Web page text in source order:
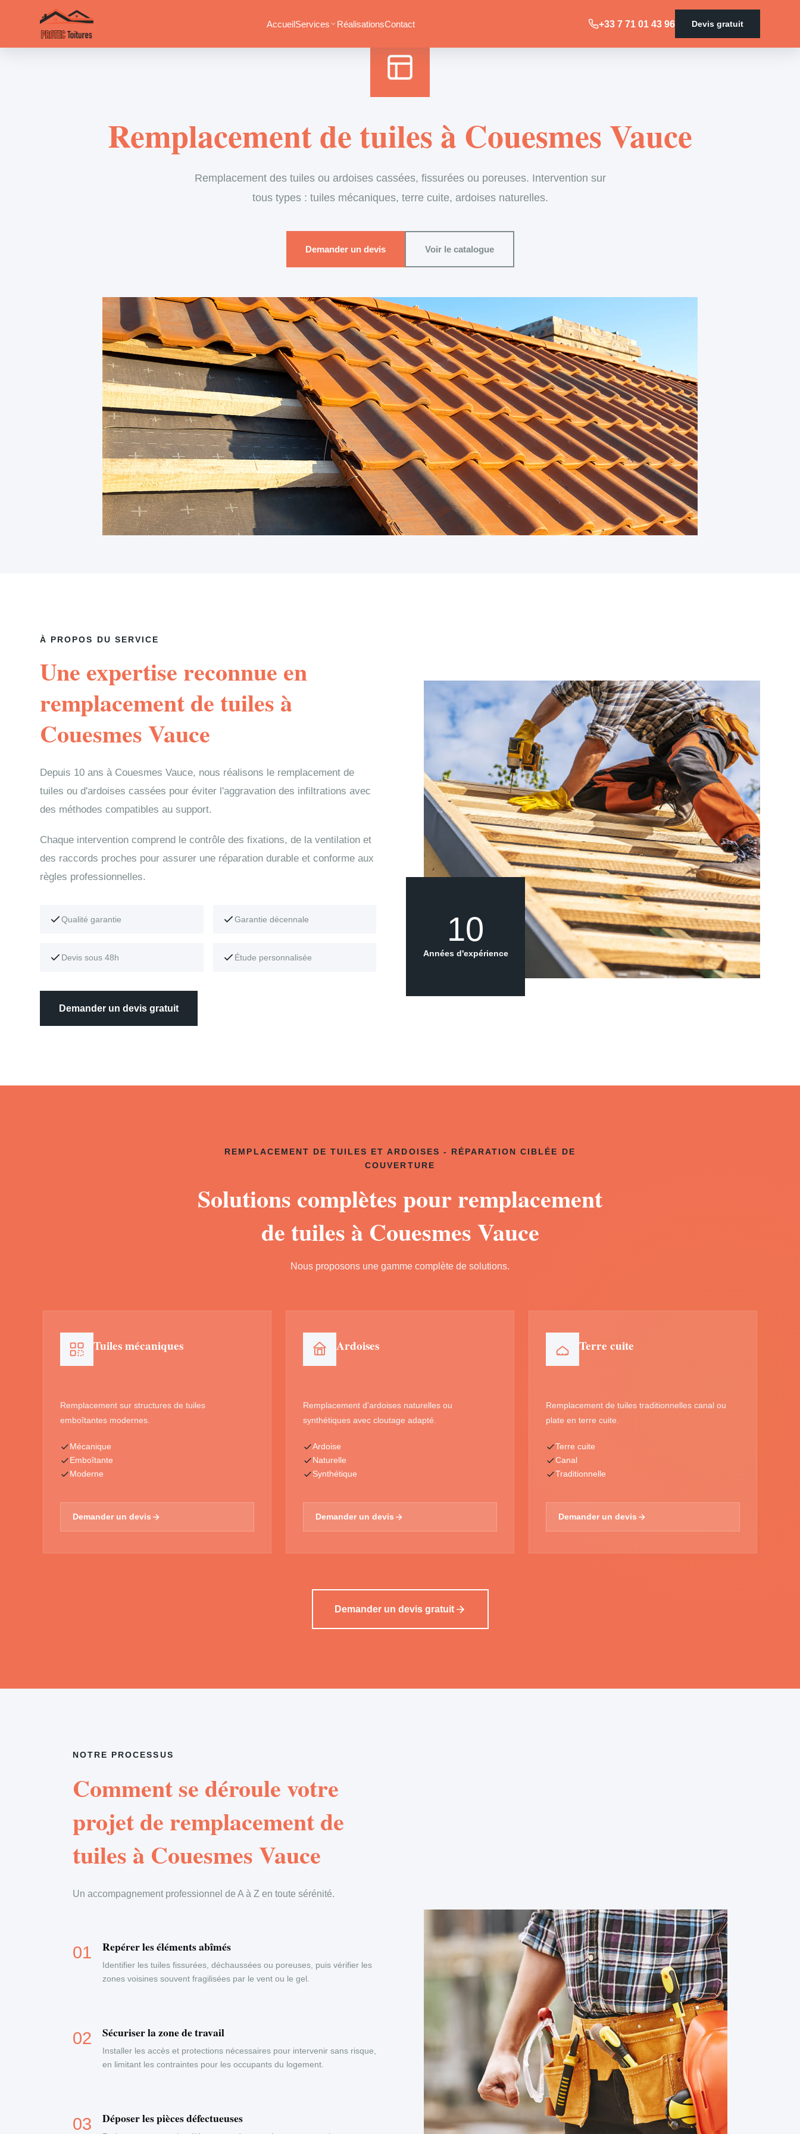
AccueilServices RéalisationsContact +33 7 71 01 43 96 Devis gratuit
Remplacement de tuiles à Couesmes Vauce
Remplacement des tuiles ou ardoises cassées, fissurées ou poreuses. Intervention sur
tous types : tuiles mécaniques, terre cuite, ardoises naturelles.
Demander un devis Voir le catalogue
À PROPOS DU SERVICE
Une expertise reconnue en
remplacement de tuiles à
Couesmes Vauce
Depuis 10 ans à Couesmes Vauce, nous réalisons le remplacement de
tuiles ou d'ardoises cassées pour éviter l'aggravation des infiltrations avec
des méthodes compatibles au support.
Chaque intervention comprend le contrôle des fixations, de la ventilation et
des raccords proches pour assurer une réparation durable et conforme aux
règles professionnelles.
Qualité garantie Garantie décennale
Devis sous 48h Étude personnalisée
Demander un devis gratuit
10
Années d'expérience
REMPLACEMENT DE TUILES ET ARDOISES - RÉPARATION CIBLÉE DE
COUVERTURE
Solutions complètes pour remplacement
de tuiles à Couesmes Vauce
Nous proposons une gamme complète de solutions.
Tuiles mécaniques
Remplacement sur structures de tuiles
emboîtantes modernes.
Mécanique
Emboîtante
Moderne
Demander un devis
Ardoises
Remplacement d'ardoises naturelles ou
synthétiques avec cloutage adapté.
Ardoise
Naturelle
Synthétique
Demander un devis
Terre cuite
Remplacement de tuiles traditionnelles canal ou
plate en terre cuite.
Terre cuite
Canal
Traditionnelle
Demander un devis
Demander un devis gratuit
NOTRE PROCESSUS
Comment se déroule votre
projet de remplacement de
tuiles à Couesmes Vauce
Un accompagnement professionnel de A à Z en toute sérénité.
Repérer les éléments abîmés
Identifier les tuiles fissurées, déchaussées ou poreuses, puis vérifier les
zones voisines souvent fragilisées par le vent ou le gel.
Sécuriser la zone de travail
Installer les accès et protections nécessaires pour intervenir sans risque,
en limitant les contraintes pour les occupants du logement.
Déposer les pièces défectueuses